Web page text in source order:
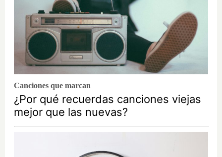
Canciones que marcan
¿Por qué recuerdas canciones viejas
mejor que las nuevas?